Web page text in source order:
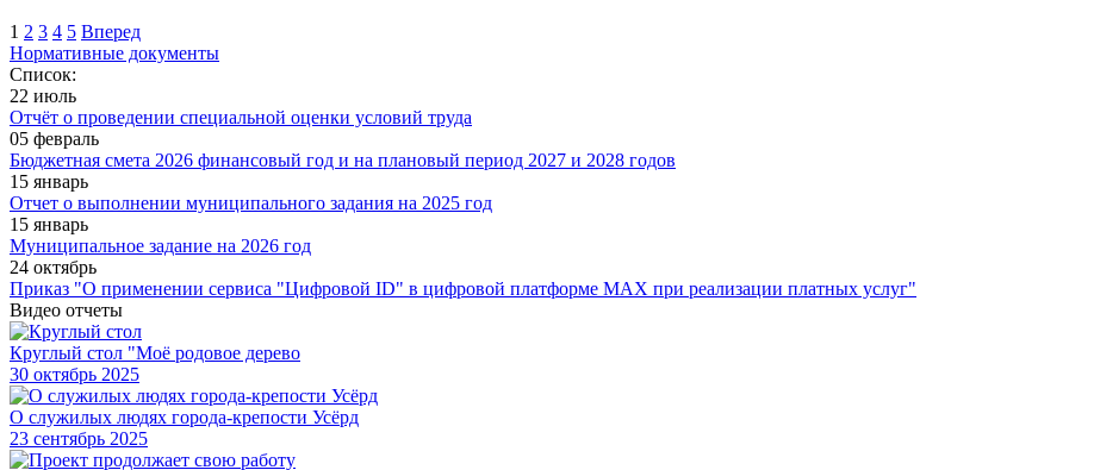
1 2 3 4 5 Вперед
Нормативные документы
Список:
22 июль
Отчёт о проведении специальной оценки условий труда
05 февраль
Бюджетная смета 2026 финансовый год и на плановый период 2027 и 2028 годов
15 январь
Отчет о выполнении муниципального задания на 2025 год
15 январь
Муниципальное задание на 2026 год
24 октябрь
Приказ "О применении сервиса "Цифровой ID" в цифровой платформе МАХ при реализации платных услуг"
Видео отчеты
Круглый стол "Моё родовое дерево
30 октябрь 2025
О служилых людях города-крепости Усёрд
23 сентябрь 2025